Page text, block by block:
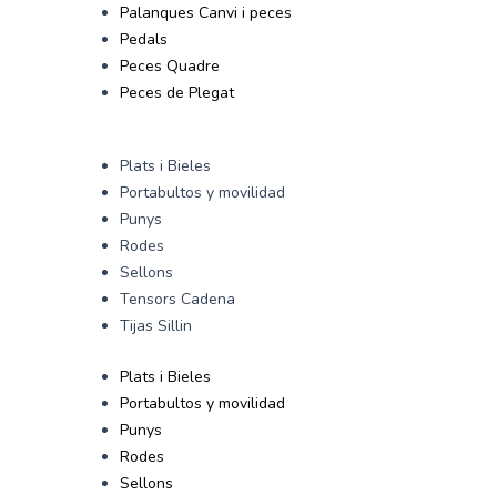
Palanques Canvi i peces
Pedals
Peces Quadre
Peces de Plegat
Plats i Bieles
Portabultos y movilidad
Punys
Rodes
Sellons
Tensors Cadena
Tijas Sillin
Plats i Bieles
Portabultos y movilidad
Punys
Rodes
Sellons